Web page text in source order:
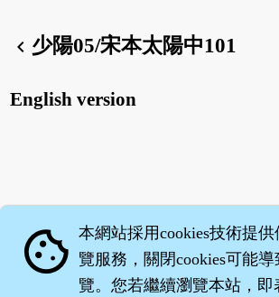
chevron_left少陽05/宋本太陽中101
English version
cookie 本網站採用cookies技術提
覽服務，關閉cookies可能
覽。您若繼續瀏覽本站，